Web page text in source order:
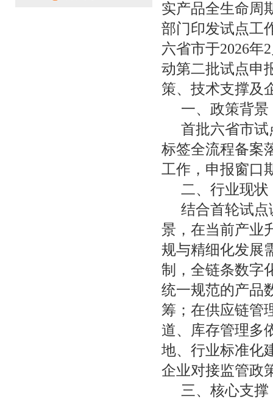
实产品全生命周
部门印发试点工
六省市于2026年
动第二批试点申
策、技术支撑及
一、政策背
首批六省市
标签全流程备案
工作，申报窗口
二、行业现
结合首轮试
景，在当前产业
规与精细化发展
制，全链条数字
统一规范的产品
筹；在供应链管
道、库存管理多
地、行业标准化
企业对接监管政
三、核心支